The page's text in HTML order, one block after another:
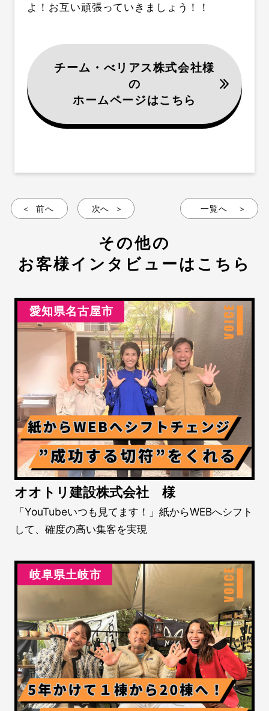
よ！お互い頑張っていきましょう！！
チーム・べリアス株式会社様
の
ホームページはこちら
一覧へ
前へ 次へ
その他の
お客様インタビューはこちら
愛知県名古屋市
オオトリ建設株式会社 様
「YouTubeいつも見てます！」紙からWEBへシフト
して、確度の高い集客を実現
岐阜県土岐市